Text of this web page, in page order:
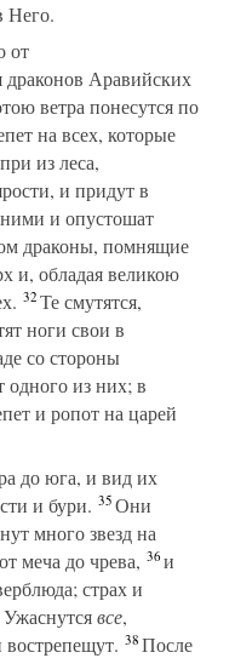
Него.
от
Аравийских
ветра понесутся по
на всех, которые
из леса,
и придут в
ними и опустошат
драконы, помнящие
и, обладая великою
32Те смутятся,
ноги свои в
со стороны
из них; в
и ропот на царей
до юга, и вид их
и бури. 35Они
много звезд на
меча до чрева, 36и
страх и
все,
вострепещут. 38После